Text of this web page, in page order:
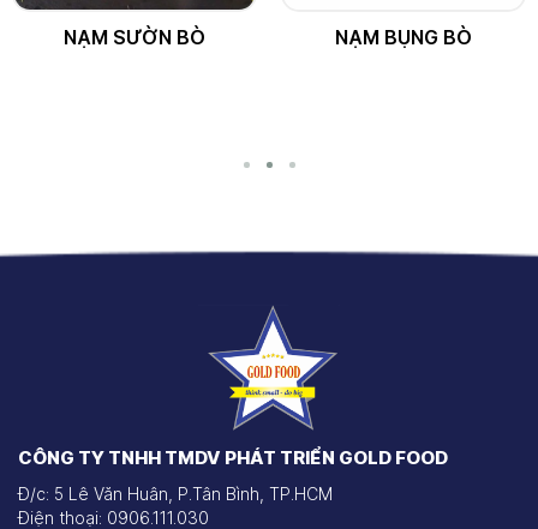
NẠM SƯỜN BÒ NẠM BỤNG BÒ
CÔNG TY TNHH TMDV PHÁT TRIỂN GOLD FOOD
Đ/c: 5 Lê Văn Huân, P.Tân Bình, TP.HCM
Điện thoại: 0906.111.030